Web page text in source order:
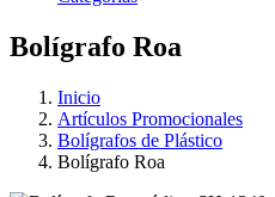
Bolígrafo Roa
Inicio
Artículos Promocionales
Bolígrafos de Plástico
Bolígrafo Roa